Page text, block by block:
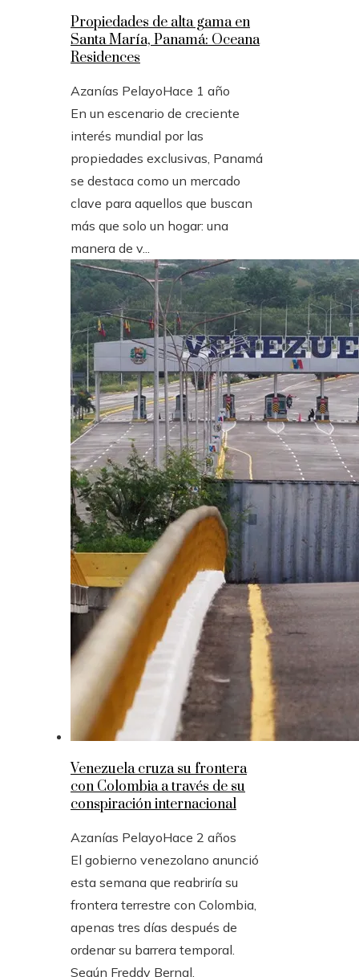
Propiedades de alta gama en
Santa María, Panamá: Oceana
Residences
Azanías PelayoHace 1 año
En un escenario de creciente
interés mundial por las
propiedades exclusivas, Panamá
se destaca como un mercado
clave para aquellos que buscan
más que solo un hogar: una
manera de v...
Venezuela cruza su frontera
con Colombia a través de su
conspiración internacional
Azanías PelayoHace 2 años
El gobierno venezolano anunció
esta semana que reabriría su
frontera terrestre con Colombia,
apenas tres días después de
ordenar su barrera temporal.
Según Freddy Bernal,